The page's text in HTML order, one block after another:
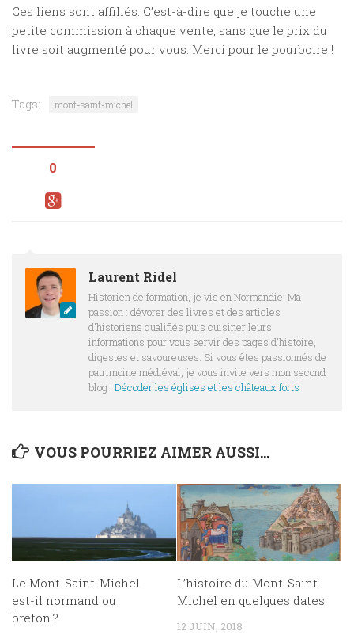
Ces liens sont affiliés. C’est-à-dire que je touche une
petite commission à chaque vente, sans que le prix du
livre soit augmenté pour vous. Merci pour le pourboire !
Tags: mont-saint-michel
0
Laurent Ridel
Historien de formation, je vis en Normandie. Ma
passion : dévorer des livres et des articles
d'historiens qualifiés puis cuisiner leurs
informations pour vous servir des pages d'histoire,
digestes et savoureuses. Si vous êtes passionnés de
patrimoine médiéval, je vous invite vers mon second
blog : Décoder les églises et les châteaux forts
VOUS POURRIEZ AIMER AUSSI...
Le Mont-Saint-Michel
est-il normand ou
breton ?
L’histoire du Mont-Saint-
Michel en quelques dates
12 JUIN, 2018